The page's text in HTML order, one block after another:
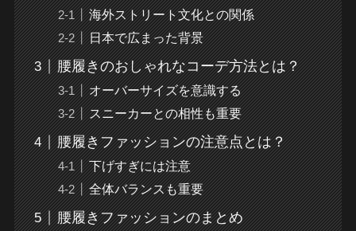
海外ストリート文化との関係
日本で広まった背景
腰履きのおしゃれなコーデ方法とは？
オーバーサイズを意識する
スニーカーとの相性も重要
腰履きファッションの注意点とは？
下げすぎには注意
全体バランスも重要
腰履きファッションのまとめ